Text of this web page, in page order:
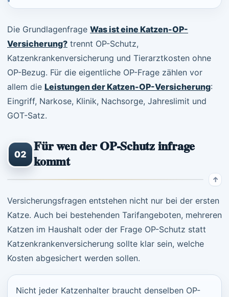
Die Grundlagenfrage Was ist eine Katzen-OP-
Versicherung? trennt OP-Schutz,
Katzenkrankenversicherung und Tierarztkosten ohne
OP-Bezug. Für die eigentliche OP-Frage zählen vor
allem die Leistungen der Katzen-OP-Versicherung:
Eingriff, Narkose, Klinik, Nachsorge, Jahreslimit und
GOT-Satz.
02
Für wen der OP-Schutz infrage
kommt
Versicherungsfragen entstehen nicht nur bei der ersten
Katze. Auch bei bestehenden Tarifangeboten, mehreren
Katzen im Haushalt oder der Frage OP-Schutz statt
Katzenkrankenversicherung sollte klar sein, welche
Kosten abgesichert werden sollen.
Nicht jeder Katzenhalter braucht denselben OP-